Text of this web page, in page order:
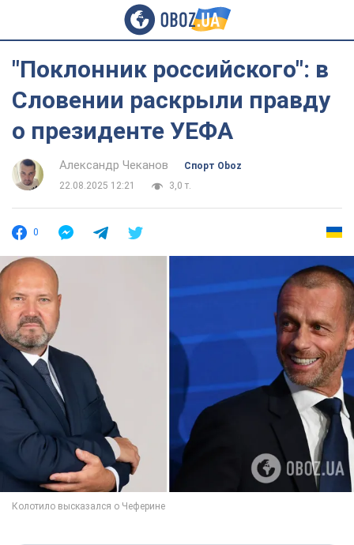
"Поклонник российского": в
Словении раскрыли правду
о президенте УЕФА
Александр Чеканов
Спорт Oboz
22.08.2025 12:21
3,0 т.
0